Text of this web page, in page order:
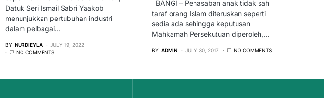
Datuk Seri Ismail Sabri Yaakob
menunjukkan pertubuhan industri
dalam pelbagai…
BY NURDIEYLA
JULY 19, 2022
NO COMMENTS
BANGI – Penasaban anak tidak sah
taraf orang Islam diteruskan seperti
sedia ada sehingga keputusan
Mahkamah Persekutuan diperoleh,…
BY ADMIN JULY 30, 2017 NO COMMENTS